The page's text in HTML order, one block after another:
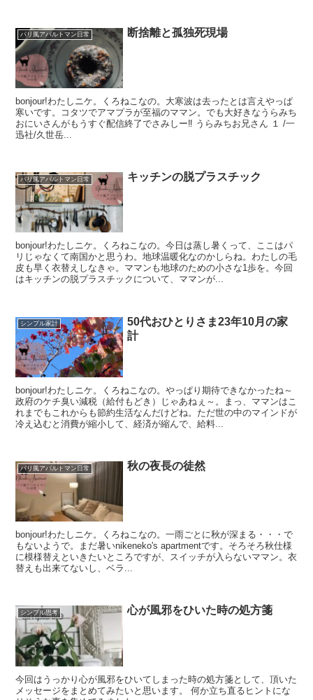
パリ風アパルトマン日常 断捨離と孤独死現場
bonjour!わたしニケ。くろねこなの。大寒波は去ったとは言えやっぱ
寒いです。コタツでアマプラが至福のママン。でも大好きなうらみち
おにいさんがもうすぐ配信終了でさみしー‼ うらみちお兄さん １ /一
迅社/久世岳...
パリ風アパルトマン日常 キッチンの脱プラスチック
bonjour!わたしニケ。くろねこなの。今日は蒸し暑くって、ここはパ
リじゃなくて南国かと思うわ。地球温暖化なのかしらね。わたしの毛
皮も早く衣替えしなきゃ。ママンも地球のための小さな1歩を。今回
はキッチンの脱プラスチックについて、ママンが...
シンプル家計
50代おひとりさま23年10月の家
計
bonjour!わたしニケ。くろねこなの。やっぱり期待できなかったね～
政府のケチ臭い減税（給付もどき）じゃあねぇ～。まっ、ママンはこ
れまでもこれからも節約生活なんだけどね。ただ世の中のマインドが
冷え込むと消費が縮小して、経済が縮んで、給料...
パリ風アパルトマン日常 秋の夜長の徒然
bonjour!わたしニケ。くろねこなの。一雨ごとに秋が深まる・・・で
もないようで。まだ暑いnikeneko's apartmentです。そろそろ秋仕様
に模様替えといきたいところですが、スイッチが入らないママン。衣
替えも出来てないし、ベラ...
シンプル思考 心が風邪をひいた時の処方箋
今回はうっかり心が風邪をひいてしまった時の処方箋として、頂いた
メッセージをまとめてみたいと思います。 何か立ち直るヒントにな